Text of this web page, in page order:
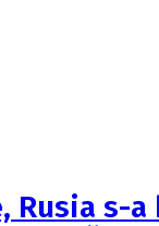
Rusia s-a